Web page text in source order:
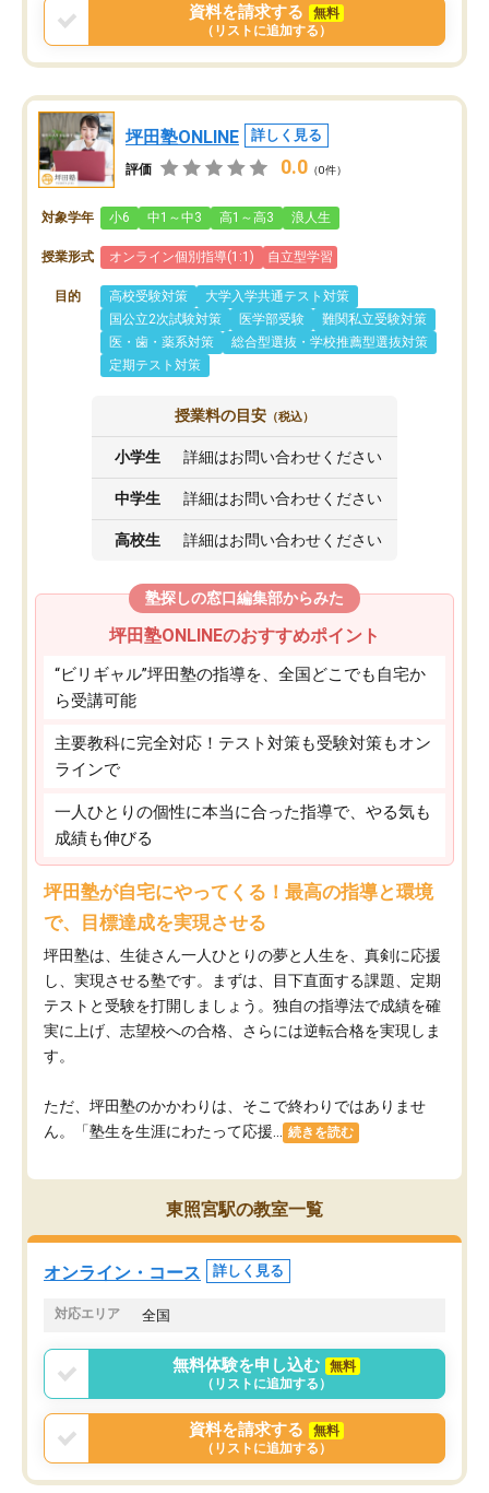
資料を請求する
無料
（リストに追加する）
坪田塾ONLINE 詳しく見る
評価 0.0 （0件）
対象学年 小6 中1～中3 高1～高3 浪人生
授業形式 オンライン個別指導(1:1) 自立型学習
目的 高校受験対策
大学入学共通テスト対策
国公立2次試験対策
医学部受験
難関私立受験対策
医・歯・薬系対策
総合型選抜・学校推薦型選抜対策
定期テスト対策
授業料の目安 （税込）
小学生 詳細はお問い合わせください
中学生 詳細はお問い合わせください
高校生 詳細はお問い合わせください
塾探しの窓口編集部からみた
坪田塾ONLINEのおすすめポイント
“ビリギャル”坪田塾の指導を、全国どこでも自宅か
ら受講可能
主要教科に完全対応！テスト対策も受験対策もオン
ラインで
一人ひとりの個性に本当に合った指導で、やる気も
成績も伸びる
坪田塾が自宅にやってくる！最高の指導と環境
で、目標達成を実現させる
坪田塾は、生徒さん一人ひとりの夢と人生を、真剣に応援
し、実現させる塾です。まずは、目下直面する課題、定期
テストと受験を打開しましょう。独自の指導法で成績を確
実に上げ、志望校への合格、さらには逆転合格を実現しま
す。
ただ、坪田塾のかかわりは、そこで終わりではありませ
ん。「塾生を生涯にわたって応援...
続きを読む
東照宮駅の教室一覧
オンライン・コース 詳しく見る
対応エリア 全国
無料体験を申し込む
無料
（リストに追加する）
資料を請求する
無料
（リストに追加する）